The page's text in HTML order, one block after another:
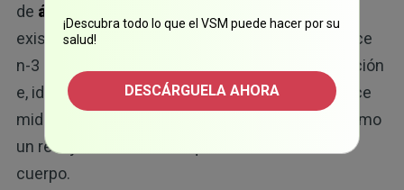
de ácidos grasos omega-3
existencia de una deficiencia. La prueba del índice
n-3 sirve como una forma más precisa de medición
e, idealmente, debería ser superior al 8 %. El índice
mide la cantidad de n-3 en los glóbulos rojos, como
un reflejo de los niveles que tiene el resto del
cuerpo.
¡Descubra todo lo que el VSM puede hacer por su
salud!
DESCÁRGUELA AHORA